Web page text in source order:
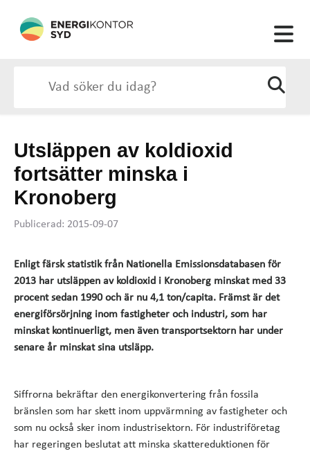
Utsläppen av koldioxid
fortsätter minska i
Kronoberg
Publicerad: 2015-09-07
Enligt färsk statistik från Nationella Emissionsdatabasen för
2013 har utsläppen av koldioxid i Kronoberg minskat med 33
procent sedan 1990 och är nu 4,1 ton/capita. Främst är det
energiförsörjning inom fastigheter och industri, som har
minskat kontinuerligt, men även transportsektorn har under
senare år minskat sina utsläpp.
Siffrorna bekräftar den energikonvertering från fossila
bränslen som har skett inom uppvärmning av fastigheter och
som nu också sker inom industrisektorn. För industriföretag
har regeringen beslutat att minska skattereduktionen för